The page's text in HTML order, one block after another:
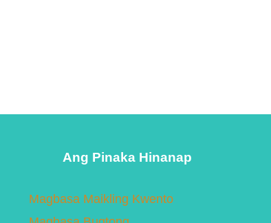
Ang Pinaka Hinanap
Magbasa Maikling Kwento